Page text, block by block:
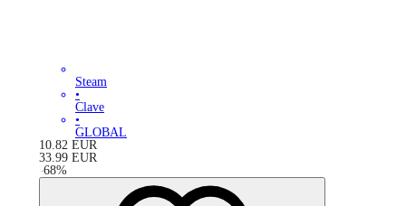
Steam
•
Clave
•
GLOBAL
10.82 EUR
33.99 EUR
-68%